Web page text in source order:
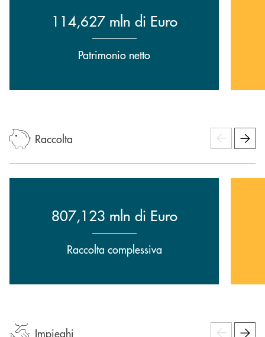
114,627 mln di Euro
Patrimonio netto
Raccolta
807,123 mln di Euro
Raccolta complessiva
Impieghi